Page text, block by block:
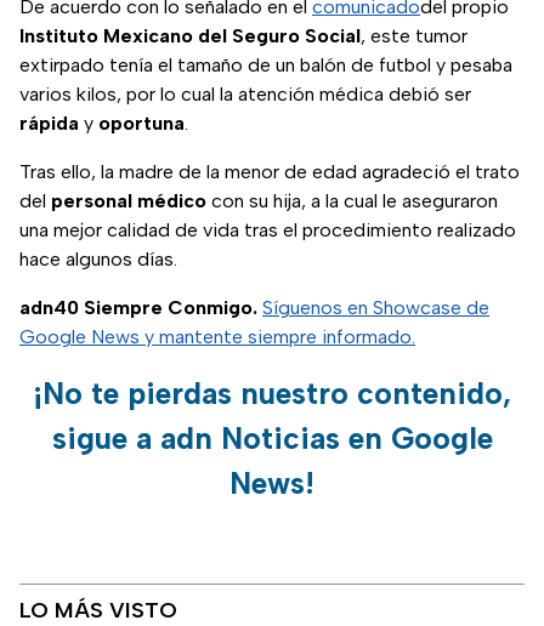
De acuerdo con lo señalado en el comunicadodel propio
Instituto Mexicano del Seguro Social, este tumor
extirpado tenía el tamaño de un balón de futbol y pesaba
varios kilos, por lo cual la atención médica debió ser
rápida y oportuna.
Tras ello, la madre de la menor de edad agradeció el trato
del personal médico con su hija, a la cual le aseguraron
una mejor calidad de vida tras el procedimiento realizado
hace algunos días.
adn40 Siempre Conmigo. Síguenos en Showcase de
Google News y mantente siempre informado.
¡No te pierdas nuestro contenido,
sigue a adn Noticias en Google
News!
LO MÁS VISTO